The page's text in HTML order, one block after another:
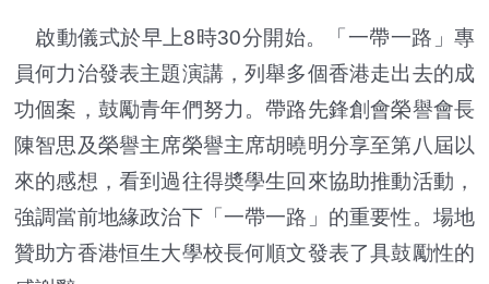
啟動儀式於早上8時30分開始。「一帶一路」專
員何力治發表主題演講，列舉多個香港走出去的成
功個案，鼓勵青年們努力。帶路先鋒創會榮譽會長
陳智思及榮譽主席榮譽主席胡曉明分享至第八屆以
來的感想，看到過往得奬學生回來協助推動活動，
強調當前地緣政治下「一帶一路」的重要性。場地
贊助方香港恒生大學校長何順文發表了具鼓勵性的